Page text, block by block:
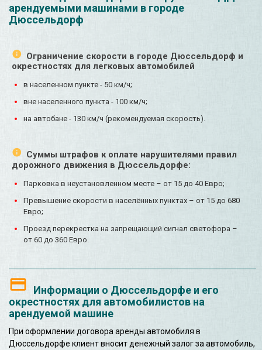
арендуемыми машинами в городе
Дюссельдорф
Ограничение скорости в городе Дюссельдорф и
окрестностях для легковых автомобилей
в населенном пункте - 50 км/ч;
вне населенного пункта - 100 км/ч;
на автобане - 130 км/ч (рекомендуемая скорость).
Суммы штрафов к оплате нарушителями правил
дорожного движения в Дюссельдорфе:
Парковка в неустановленном месте – от 15 до 40 Евро;
Превышение скорости в населённых пунктах – от 15 до 680
Евро;
Проезд перекрестка на запрещающий сигнал светофора –
от 60 до 360 Евро.
Информации о Дюссельдорфе и его
окрестностях для автомобилистов на
арендуемой машине
При оформлении договора аренды автомобиля в
Дюссельдорфе клиент вносит денежный залог за автомобиль,